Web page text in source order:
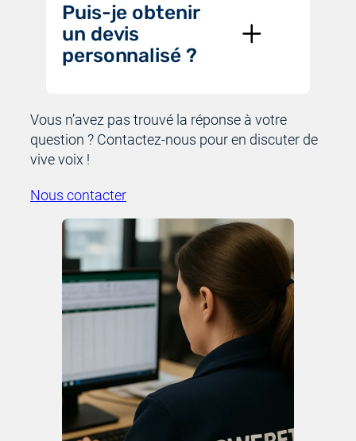
Puis-je obtenir
un devis
personnalisé ?
Vous n’avez pas trouvé la réponse à votre
question ? Contactez-nous pour en discuter de
vive voix !
Nous contacter